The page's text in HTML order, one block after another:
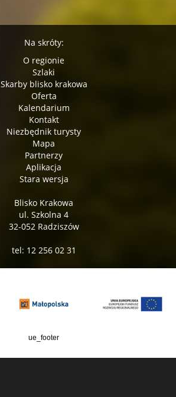
Na skróty:
O regionie
Szlaki
Skarby blisko krakowa
Oferta
Kalendarium
Kontakt
Niezbędnik turysty
Mapa
Partnerzy
Aplikacja
Stara wersja
Blisko Krakowa
ul. Szkolna 4
32-052 Radziszów
tel: 12 256 02 31
ue_footer